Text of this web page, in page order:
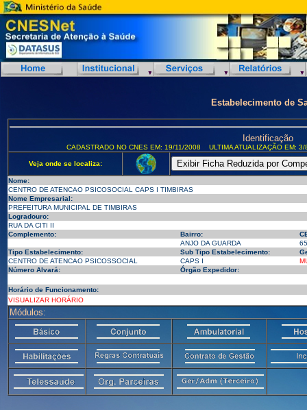
Estabelecimento de
Identificação
CADASTRADO NO CNES EM: 19/11/2008 ULTIMA ATUALIZAÇÃO EM:
Veja onde se localiza:
Nome:
CENTRO DE ATENCAO PSICOSOCIAL CAPS I TIMBIRAS
Nome Empresarial:
PREFEITURA MUNICIPAL DE TIMBIRAS
Logradouro:
RUA DA CITI II
Complemento:
Bairro:
ANJO DA GUARDA
Tipo Estabelecimento:
Sub Tipo Estabelecimento:
CENTRO DE ATENCAO PSICOSSOCIAL
CAPS I
Número Alvará:
Órgão Expedidor:
Horário de Funcionamento:
VISUALIZAR HORÁRIO
Módulos: